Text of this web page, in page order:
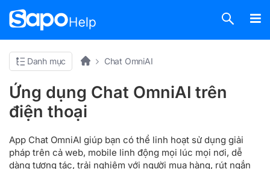
Danh mục Chat OmniAI
Ứng dụng Chat OmniAI trên
điện thoại
App Chat OmniAI giúp bạn có thể linh hoạt sử dụng giải
pháp trên cả web, mobile linh động mọi lúc mọi nơi, dễ
dàng tương tác, trải nghiệm với người mua hàng, rút ngắn